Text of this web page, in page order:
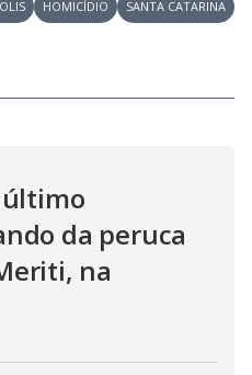
d
HOMICÍDIO SANTA CATARINA
último
da peruca
na